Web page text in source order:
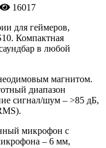
16017
для геймеров,
Компактная
в любой
магнитом.
диапазон
сигнал/шум – >85 дБ,
микрофон с
– 6 мм,